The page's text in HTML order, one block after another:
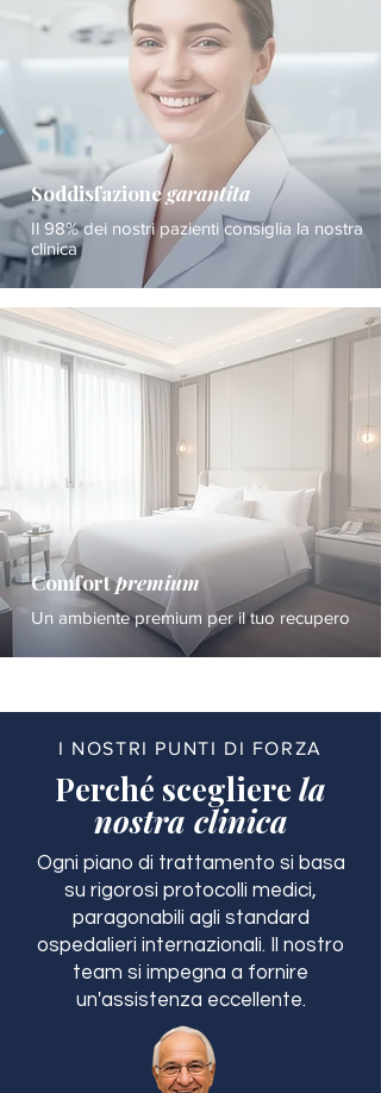
Soddisfazionegarantita
Il 98% dei nostri pazienti consiglia la nostra
clinica
Comfortpremium
Un ambiente premium per il tuo recupero
I NOSTRI PUNTI DI FORZA
Perché scegliere la
nostra clinica
Ogni piano di trattamento si basa
su rigorosi protocolli medici,
paragonabili agli standard
ospedalieri internazionali. Il nostro
team si impegna a fornire
un'assistenza eccellente.